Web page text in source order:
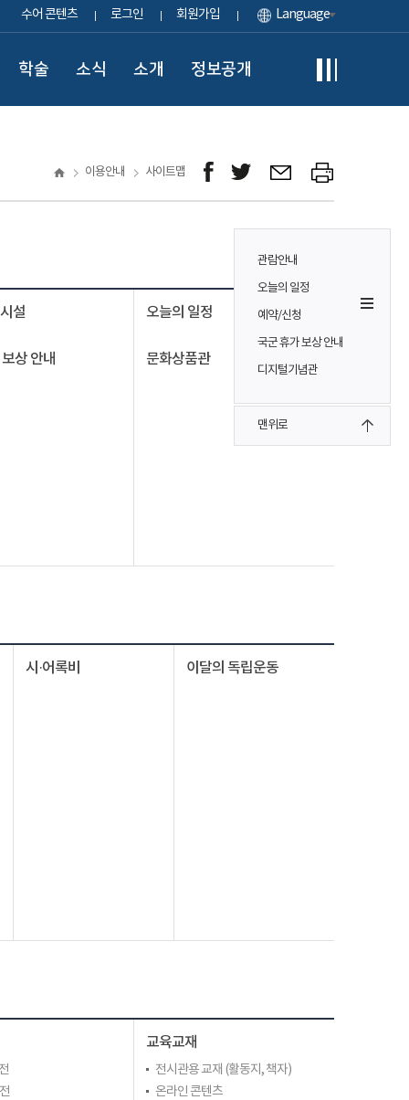
수어 콘텐츠 로그인 회원가입 Language
학술 소식 소개 정보공개
관람안내
오늘의 일정
예약/신청
국군 휴가 보상 안내
디지털기념관
맨위로
이용안내 사이트맵
설 오늘의 일정
상 안내 문화상품관
시·어록비 이달의 독립운동
교육교재
전시관용 교재 (활동지, 책자)
온라인 콘텐츠